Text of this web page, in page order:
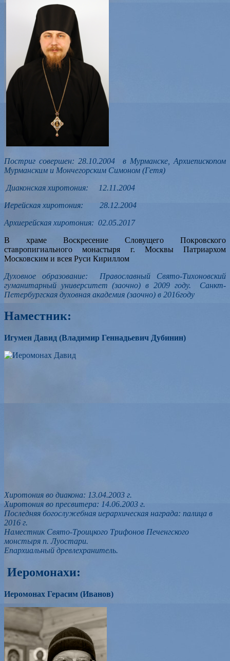
Постриг совершен: 28.10.2004 в Мурманске, Архиепископом
Мурманским и Мончегорским Симоном (Гетя)
Диаконская хиротония:
12.11.2004
Иерейская хиротония: 28.12.2004
Архиерейская хиротония: 02.05.2017
В храме Воскресение Словущего Покровского
ставропигиального монастыря г. Москвы Патриархом
Московским и всея Руси Кириллом
Духовное образование: Православный Свято-Тихоновский
гуманитарный университет (заочно) в 2009 году. Санкт-
Петербургская духовная академия (заочно) в 2016году
Наместник:
Игумен Давид (Владимир Геннадьевич Дубинин)
Хиротония во диакона: 13.04.2003 г.
Хиротония во пресвитера: 14.06.2003 г.
Последняя богослужебная иерархическая награда: палица в
2016 г.
Наместник Свято-Троицкого Трифонов Печенгского
монстыря п. Луостари.
Епархиальный древлехранитель.
Иеромонахи:
Иеромонах Герасим (Иванов)